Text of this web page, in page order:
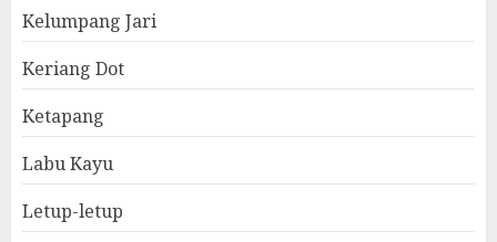
Kelumpang Jari
Keriang Dot
Ketapang
Labu Kayu
Letup-letup